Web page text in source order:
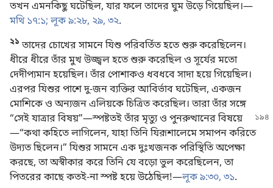
তখন এমনকিছু ঘটেছিল, যার ফলে তাদের ঘুম উড়ে গিয়েছিল।—
মথি ১৭:১;লূক ৯:২৮, ২৯, ৩২.
২১ তাদের চোখের সামনে যিশু পরিবর্তিত হতে শুরু করেছিলেন।
ধীরে ধীরে তাঁর মুখ উজ্জ্বল হতে শুরু করেছিল ও সূর্যের মতো
দেদীপ্যমান হয়েছিল। তাঁর পোশাকও ধবধবে সাদা হয়ে গিয়েছিল।
এরপর যিশুর পাশে দু-জন ব্যক্তির আবির্ভাব ঘটেছিল, একজন
মোশিকে ও অন্যজন এলিয়কে চিত্রিত করেছিল। তারা তাঁর সঙ্গে
“সেই যাত্রার বিষয়”—স্পষ্টতই তাঁর মৃত্যু ও পুনরুত্থানের বিষয়ে
—“কথা কহিতে লাগিলেন, যাহা তিনি যিরূশালেমে সমাপন করিতে
উদ্যত ছিলেন।” যিশুর সামনে এক দুঃখজনক পরিস্থিতি অপেক্ষা
করছে, তা অস্বীকার করে তিনি যে বড়ো ভুল করেছিলেন, তা
পিতরের কাছে কতই-না স্পষ্ট হয়ে উঠেছিল!—লূক ৯:৩০, ৩১.